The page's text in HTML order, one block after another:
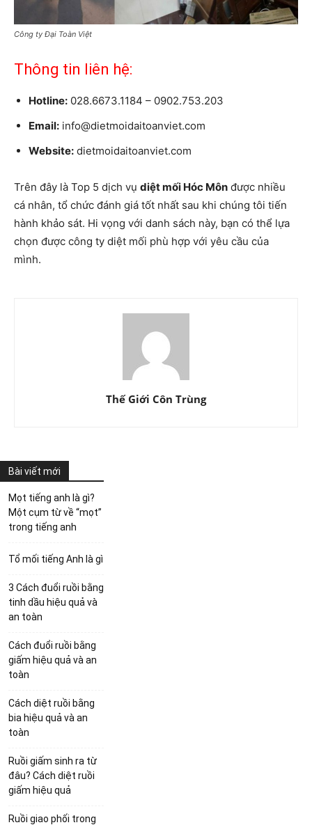
Công ty Đại Toàn Việt
Thông tin liên hệ:
Hotline: 028.6673.1184 – 0902.753.203
Email: info@dietmoidaitoanviet.com
Website: dietmoidaitoanviet.com
Trên đây là Top 5 dịch vụ diệt mối Hóc Môn được nhiều
cá nhân, tổ chức đánh giá tốt nhất sau khi chúng tôi tiến
hành khảo sát. Hi vọng với danh sách này, bạn có thể lựa
chọn được công ty diệt mối phù hợp với yêu cầu của
mình.
Thế Giới Côn Trùng
Bài viết mới
Mọt tiếng anh là gì?
Một cụm từ về “mọt”
trong tiếng anh
Tổ mối tiếng Anh là gì
3 Cách đuổi ruồi bằng
tinh dầu hiệu quả và
an toàn
Cách đuổi ruồi bằng
giấm hiệu quả và an
toàn
Cách diệt ruồi bằng
bia hiệu quả và an
toàn
Ruồi giấm sinh ra từ
đâu? Cách diệt ruồi
giấm hiệu quả
Ruồi giao phối trong